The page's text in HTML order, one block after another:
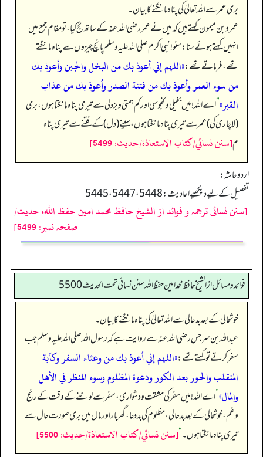
بری عمر سے اللہ تعالیٰ کی پناہ مانگنے کا بیان۔
عمرو بن میمون کہتے ہیں کہ میں نے عمر رضی اللہ عنہ کے ساتھ حج کیا، تو مقام جمع میں
انہیں کہتے ہوئے سنا: سنو! نبی اکرم صلی اللہ علیہ وسلم پانچ چیزوں سے پناہ مانگتے
تھے، فرماتے تھے:«‏اللہم إني أعوذ بك من البخل والجبن وأعوذ بك
من سوء العمر وأعوذ بك من فتنة الصدر وأعوذ بك من عذاب
القبر»”اے اللہ! میں بخیلی و کنجوسی اور کم ہمتی و بزدلی سے تیری پناہ مانگتا ہوں، بری
(لاچاری کی) عمر سے تیری پناہ مانگتا ہوں، سینے (دل) کے فتنے سے تیری پناہ
م[سنن نسائي/كتاب الاستعاذة/حدیث: 5499]
اردو حاشہ:
تفصیل کےلیے دیکھیے احادیث: 5445،5447،5448
[سنن نسائی ترجمہ و فوائد از الشیخ حافظ محمد امین حفظ اللہ، حدیث/
صفحہ نمبر: 5499]
فوائد ومسائل از الشيخ حافظ محمد امين حفظ الله سنن نسائي تحت الحديث5500
خوشحالی کے بعد بدحالی سے اللہ تعالیٰ کی پناہ مانگنے کا بیان۔
عبداللہ بن سرجس رضی اللہ عنہ سے روایت ہے کہ رسول اللہ صلی اللہ علیہ وسلم جب
سفر کرتے تو کہتے تھے:«اللہم إني أعوذ بك من وعثاء السفر وكآبة
المنقلب والحور بعد الكور ودعوة المظلوم وسوء المنظر في الأهل
والمال»”اے اللہ! میں سفر کی مشقت و دشواری، سفر سے لوٹنے کے وقت کے رنج
و غم، خوشحالی کے بعد بدحالی، مظلوم کی بد دعا، گھربار اور مال میں بری صورت حال سے
تیری پناہ مانگتا ہوں۔‏‏‏‏“[سنن نسائي/كتاب الاستعاذة/حدیث: 5500]